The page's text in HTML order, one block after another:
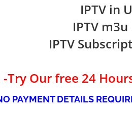
IPTV in
IPTV m3u
IPTV
-Try Our free 24
PAYMENT DETAILS